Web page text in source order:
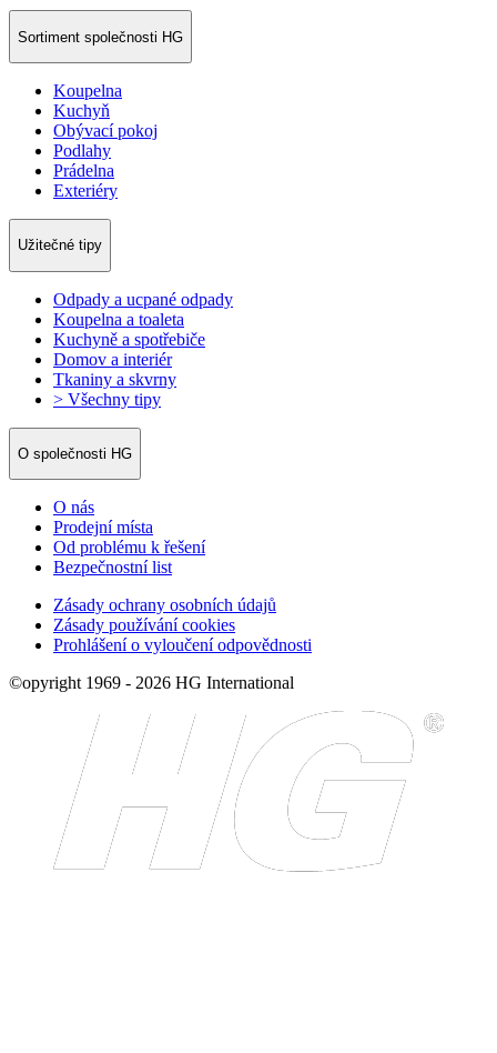
Sortiment společnosti HG
Koupelna
Kuchyň
Obývací pokoj
Podlahy
Prádelna
Exteriéry
Užitečné tipy
Odpady a ucpané odpady
Koupelna a toaleta
Kuchyně a spotřebiče
Domov a interiér
Tkaniny a skvrny
> Všechny tipy
O společnosti HG
O nás
Prodejní místa
Od problému k řešení
Bezpečnostní list
Zásady ochrany osobních údajů
Zásady používání cookies
Prohlášení o vyloučení odpovědnosti
©opyright 1969 - 2026 HG International